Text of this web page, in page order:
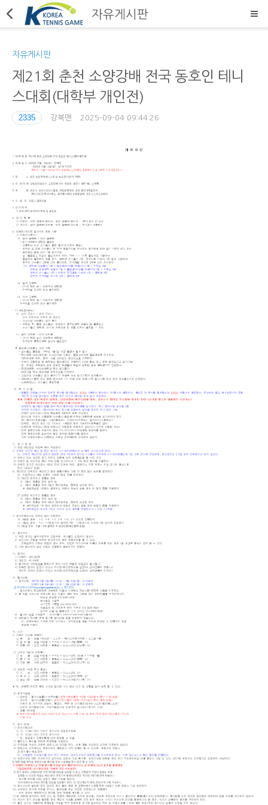
자유게시판
자유게시판
제21회 춘천 소양강배 전국 동호인 테니
스대회(대학부 개인전)
2335 강북맨 2025-09-04 09:44:26